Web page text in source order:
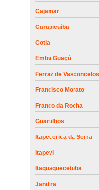
Cajamar
Carapicuíba
Cotia
Embu Guaçú
Ferraz de Vasconcelos
Francisco Morato
Franco da Rocha
Guarulhos
Itapecerica da Serra
Itapevi
Itaquaquecetuba
Jandira